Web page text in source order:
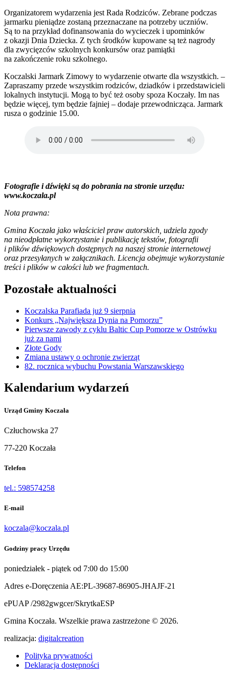
Organizatorem wydarzenia jest Rada Rodziców. Zebrane podczas
jarmarku pieniądze zostaną przeznaczane na potrzeby uczniów.
Są to na przykład dofinansowania do wycieczek i upominków
z okazji Dnia Dziecka. Z tych środków kupowane są też nagrody
dla zwycięzców szkolnych konkursów oraz pamiątki
na zakończenie roku szkolnego.
Koczalski Jarmark Zimowy to wydarzenie otwarte dla wszystkich. –
Zapraszamy przede wszystkim rodziców, dziadków i przedstawicieli
lokalnych instytucji. Mogą to być też osoby spoza Koczały. Im nas
będzie więcej, tym będzie fajniej – dodaje przewodnicząca. Jarmark
rusza o godzinie 15.00.
Fotografie i dźwięki są do pobrania na stronie urzędu:
www.koczala.pl
Nota prawna:
Gmina Koczała jako właściciel praw autorskich, udziela zgody
na nieodpłatne wykorzystanie i publikację tekstów, fotografii
i plików dźwiękowych dostępnych na naszej stronie internetowej
oraz przesyłanych w załącznikach. Licencja obejmuje wykorzystanie
treści i plików w całości lub we fragmentach.
Pozostałe aktualności
Koczalska Parafiada już 9 sierpnia
Konkurs „Największa Dynia na Pomorzu”
Pierwsze zawody z cyklu Baltic Cup Pomorze w Ostrówku
już za nami
Złote Gody
Zmiana ustawy o ochronie zwierząt
82. rocznica wybuchu Powstania Warszawskiego
Kalendarium wydarzeń
Urząd Gminy Koczała
Człuchowska 27
77-220 Koczała
Telefon
tel.: 598574258
E-mail
koczala@koczala.pl
Godziny pracy Urzędu
poniedziałek - piątek od 7:00 do 15:00
Adres e-Doręczenia AE:PL-39687-86905-JHAJF-21
ePUAP /2982gwgcer/SkrytkaESP
Gmina Koczała. Wszelkie prawa zastrzeżone © 2026.
realizacja: digitalcreation
Polityka prywatności
Deklaracja dostępności